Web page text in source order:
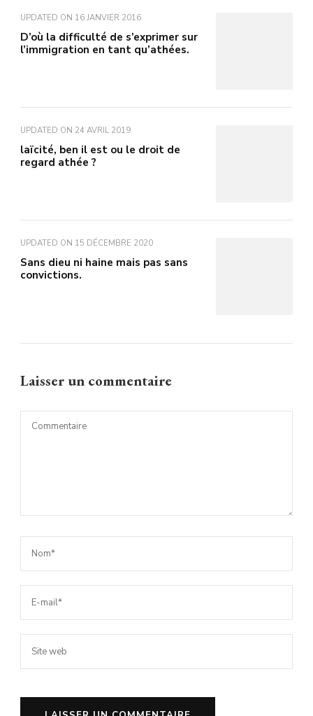
UPDATED ON 16 JANVIER 2016
D’où la difficulté de s’exprimer sur
l’immigration en tant qu’athées.
UPDATED ON 24 AVRIL 2019
laïcité, ben il est ou le droit de
regard athée ?
UPDATED ON 15 DÉCEMBRE 2020
Sans dieu ni haine mais pas sans
convictions.
Laisser un commentaire